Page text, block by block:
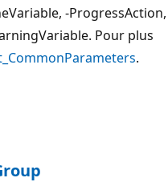
-ProgressAction,
Pour plus
.